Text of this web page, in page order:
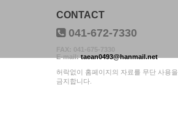
CONTACT
041-672-7330
FAX: 041-675-7330
E-mail:taean0493@hanmail.net
허락없이 홈페이지의 자료를 무단 사용을
금지합니다.